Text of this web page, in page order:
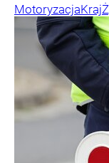
MotoryzacjaKraj